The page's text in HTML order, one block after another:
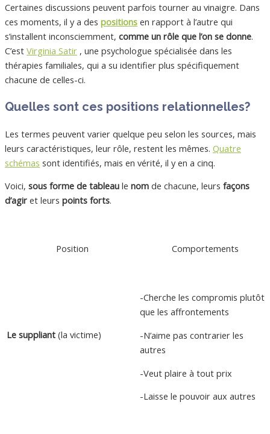
Certaines discussions peuvent parfois tourner au vinaigre. Dans
ces moments, il y a des positions en rapport à l’autre qui
s’installent inconsciemment, comme un rôle que l’on se donne.
C’est Virginia Satir , une psychologue spécialisée dans les
thérapies familiales, qui a su identifier plus spécifiquement
chacune de celles-ci.
Quelles sont ces positions relationnelles?
Les termes peuvent varier quelque peu selon les sources, mais
leurs caractéristiques, leur rôle, restent les mêmes. Quatre
schémas sont identifiés, mais en vérité, il y en a cinq.
Voici, sous forme de tableau le nom de chacune, leurs façons
d’agir et leurs points forts.
Position Comportements
Le suppliant (la victime)
-Cherche les compromis plutôt
que les affrontements
-N’aime pas contrarier les
autres
-Veut plaire à tout prix
-Laisse le pouvoir aux autres